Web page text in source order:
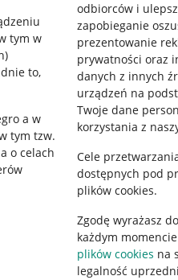
tym w
to,
a w
tym tzw.
o celach
odbiorców i
zapobieganie
prezentowanie
prywatności oraz
danych z innych
urządzeń na
Twoje dane
korzystania z
Cele
dostępnych pod
plików cookies.
Zgodę wyrażasz
każdym
plików cookies na
legalność
plików "cookies"
plików "cookies"
lokalizacji
dla Aktu o Usługach